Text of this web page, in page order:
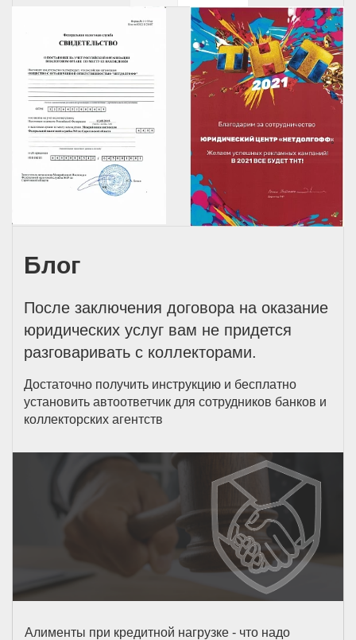
Блог
После заключения договора на оказание
юридических услуг вам не придется
разговаривать с коллекторами.
Достаточно получить инструкцию и бесплатно
установить автоответчик для сотрудников банков и
коллекторских агентств
Алименты при кредитной нагрузке - что надо